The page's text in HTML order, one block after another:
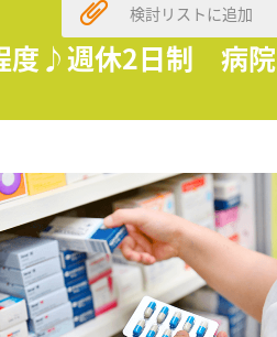
きるかを常に考え、日々の業
増進を積極的に支援する「健康
く事に重きを置いています。
などの取り組みを行っていま
そして中国地方最大級の店舗網
度♪週休2日制 病院
検討リストに追加